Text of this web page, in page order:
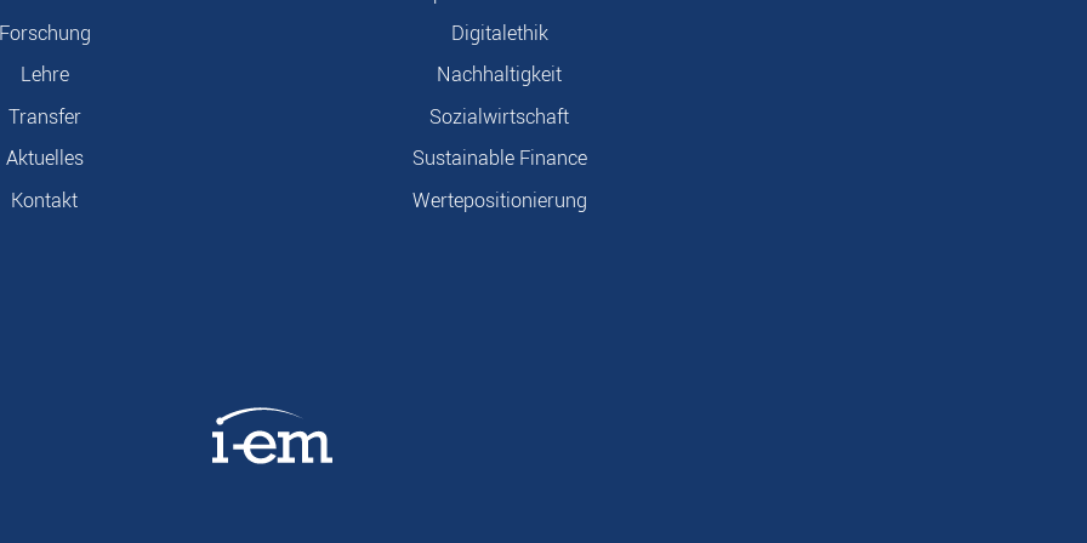
Lehre
Transfer
Aktuelles
Kontakt
Digitalethik
Nachhaltigkeit
Sozialwirtschaft
Sustainable Finance
Wertepositionierung